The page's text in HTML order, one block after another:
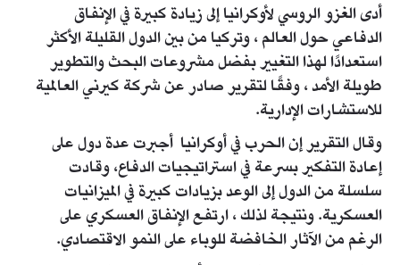
أدى الغزو الروسي لأوكرانيا إلى زيادة كبيرة في الإنفاق
الدفاعي حول العالم ، وتركيا من بين الدول القليلة الأكثر
استعدادًا لهذا التغيير بفضل مشروعات البحث والتطوير
طويلة الأمد ، وفقًا لتقرير صادر عن شركة كيرني العالمية
للاستشارات الإدارية.
وقال التقرير إن الحرب في أوكرانيا أجبرت عدة دول على
إعادة التفكير بسرعة في استراتيجيات الدفاع، وقادت
سلسلة من الدول إلى الوعد بزيادات كبيرة في الميزانيات
العسكرية. ونتيجة لذلك ، ارتفع الإنفاق العسكري على
الرغم من الآثار الخافضة للوباء على النمو الاقتصادي.